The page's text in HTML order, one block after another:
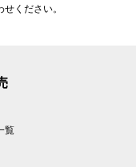
ください。
覧